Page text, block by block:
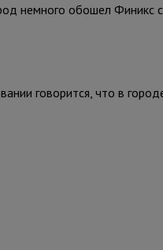
немного обошел Финикс
говорится, что в